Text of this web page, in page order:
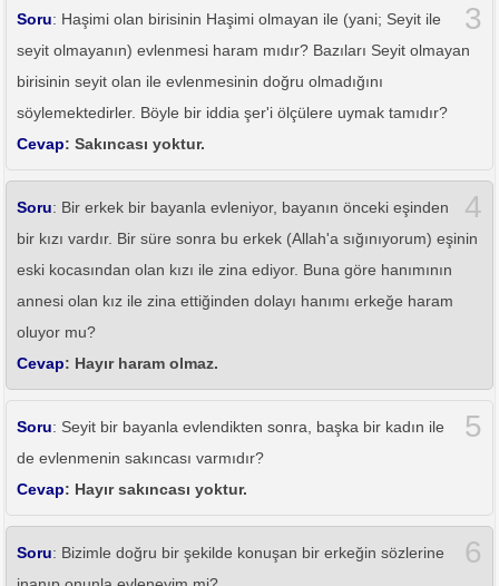
3
Soru: Haşimi olan birisinin Haşimi olmayan ile (yani; Seyit ile
seyit olmayanın) evlenmesi haram mıdır? Bazıları Seyit olmayan
birisinin seyit olan ile evlenmesinin doğru olmadığını
söylemektedirler. Böyle bir iddia şer'i ölçülere uymak tamıdır?
Cevap: Sakıncası yoktur.
4
Soru: Bir erkek bir bayanla evleniyor, bayanın önceki eşinden
bir kızı vardır. Bir süre sonra bu erkek (Allah'a sığınıyorum) eşinin
eski kocasından olan kızı ile zina ediyor. Buna göre hanımının
annesi olan kız ile zina ettiğinden dolayı hanımı erkeğe haram
oluyor mu?
Cevap: Hayır haram olmaz.
5
Soru: Seyit bir bayanla evlendikten sonra, başka bir kadın ile
de evlenmenin sakıncası varmıdır?
Cevap: Hayır sakıncası yoktur.
6
Soru: Bizimle doğru bir şekilde konuşan bir erkeğin sözlerine